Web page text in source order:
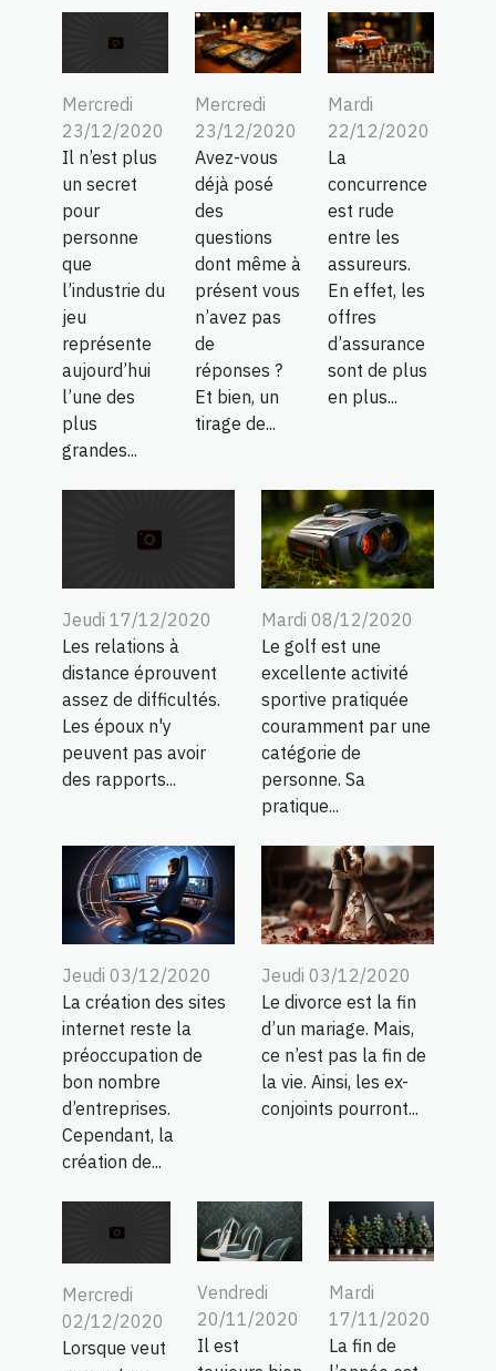
Mercredi
23/12/2020
Il n’est plus
un secret
pour
personne
que
l’industrie du
jeu
représente
aujourd’hui
l’une des
plus
grandes...
Mercredi
23/12/2020
Avez-vous
déjà posé
des
questions
dont même à
présent vous
n’avez pas
de
réponses ?
Et bien, un
tirage de...
Mardi
22/12/2020
La
concurrence
est rude
entre les
assureurs.
En effet, les
offres
d’assurance
sont de plus
en plus...
Jeudi 17/12/2020
Les relations à
distance éprouvent
assez de difficultés.
Les époux n'y
peuvent pas avoir
des rapports...
Mardi 08/12/2020
Le golf est une
excellente activité
sportive pratiquée
couramment par une
catégorie de
personne. Sa
pratique...
Jeudi 03/12/2020
La création des sites
internet reste la
préoccupation de
bon nombre
d’entreprises.
Cependant, la
création de...
Jeudi 03/12/2020
Le divorce est la fin
d’un mariage. Mais,
ce n’est pas la fin de
la vie. Ainsi, les ex-
conjoints pourront...
Mercredi
02/12/2020
Lorsque veut
Vendredi
20/11/2020
Il est
Mardi
17/11/2020
La fin de